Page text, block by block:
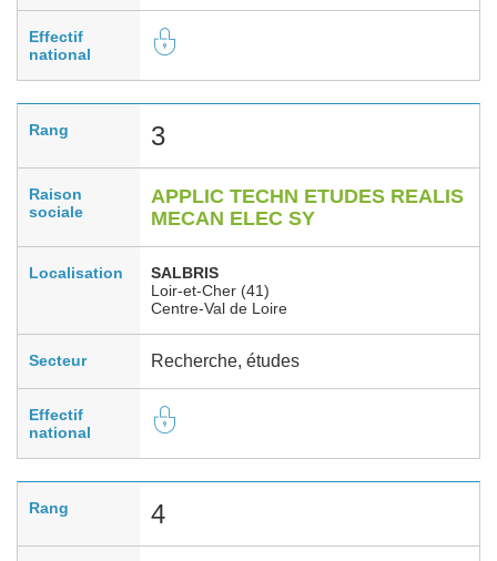
Effectif
national
Rang 3
Raison
sociale
APPLIC TECHN ETUDES REALIS
MECAN ELEC SY
Localisation
SALBRIS
Loir-et-Cher (41)
Centre-Val de Loire
Secteur Recherche, études
Effectif
national
Rang 4